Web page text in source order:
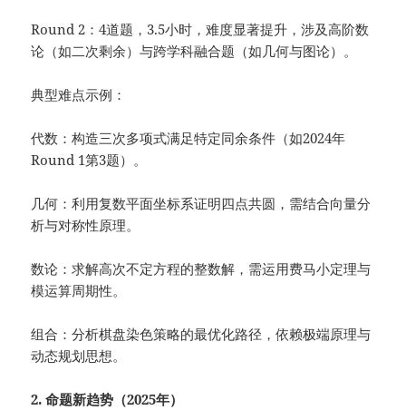
Round 2：4道题，3.5小时，难度显著提升，涉及高阶数
论（如二次剩余）与跨学科融合题（如几何与图论）。
典型难点示例：
代数：构造三次多项式满足特定同余条件（如2024年
Round 1第3题）。
几何：利用复数平面坐标系证明四点共圆，需结合向量分
析与对称性原理。
数论：求解高次不定方程的整数解，需运用费马小定理与
模运算周期性。
组合：分析棋盘染色策略的最优化路径，依赖极端原理与
动态规划思想。
2. 命题新趋势（2025年）